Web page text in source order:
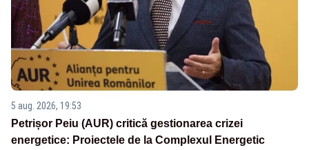
5 aug. 2026, 19:53
Petrișor Peiu (AUR) critică gestionarea crizei
energetice: Proiectele de la Complexul Energetic